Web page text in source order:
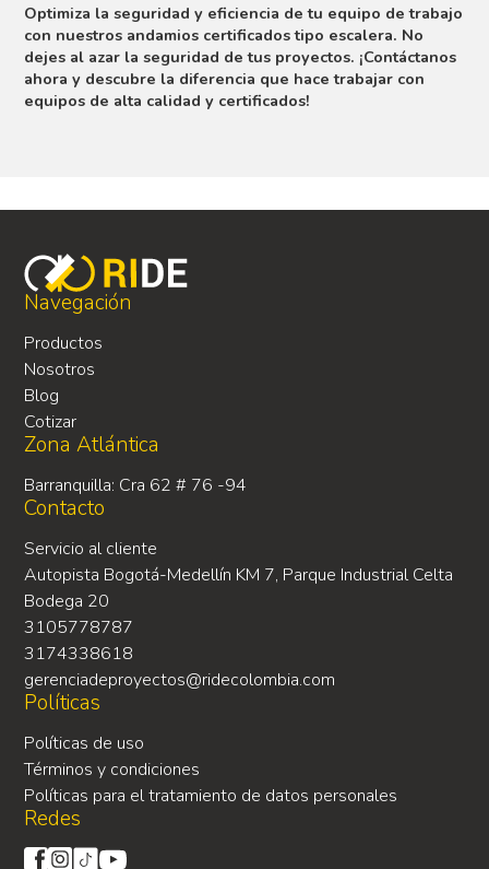
Optimiza la seguridad y eficiencia de tu equipo de trabajo
con nuestros andamios certificados tipo escalera. No
dejes al azar la seguridad de tus proyectos. ¡Contáctanos
ahora y descubre la diferencia que hace trabajar con
equipos de alta calidad y certificados!
Navegación
Productos
Nosotros
Blog
Cotizar
Zona Atlántica
Barranquilla: Cra 62 # 76 -94
Contacto
Servicio al cliente
Autopista Bogotá-Medellín KM 7, Parque Industrial Celta
Bodega 20
3105778787
3174338618
gerenciadeproyectos@ridecolombia.com
Políticas
Políticas de uso
Términos y condiciones
Políticas para el tratamiento de datos personales
Redes